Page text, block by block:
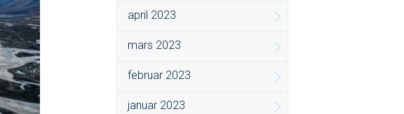
april 2023
mars 2023
februar 2023
januar 2023